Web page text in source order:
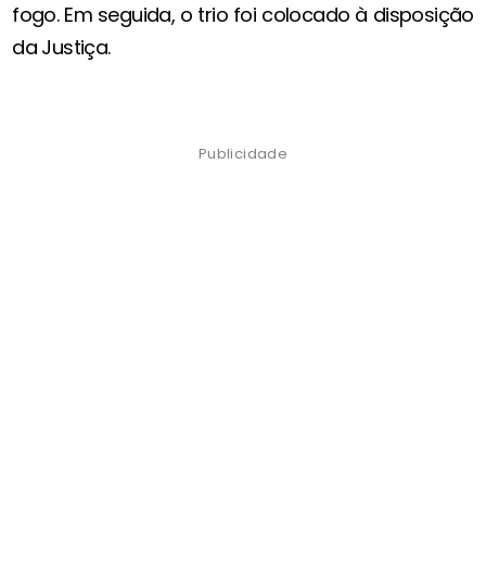
fogo. Em seguida, o trio foi colocado à disposição
da Justiça.
Publicidade